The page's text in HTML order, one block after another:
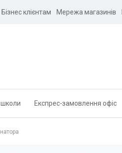
Бізнес клієнтам Мережа магазинів
Експрес-замовлення офіс